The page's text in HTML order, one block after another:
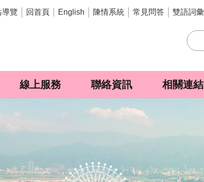
導覽
回首頁 English 陳情系統 常見問答 雙語詞彙
線上服務 聯絡資訊 相關連結